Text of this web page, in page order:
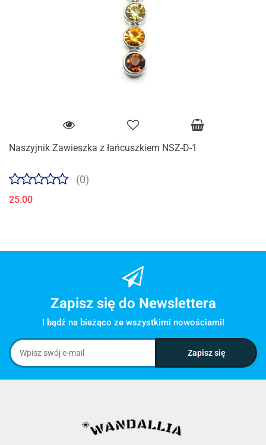
Naszyjnik Zawieszka z łańcuszkiem NSZ-D-1
(0)
25.00
Zapisz się do Newslettera
I bądź na bieżąco ze wszystkimi nowościami!